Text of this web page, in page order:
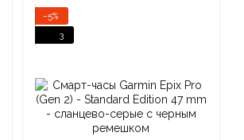
−5%
3